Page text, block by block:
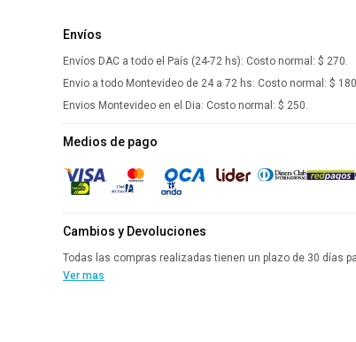
Envíos
Envíos DAC a todo el País (24-72 hs): Costo normal: $ 270.
Envio a todo Montevideo de 24 a 72 hs: Costo normal: $
Envios Montevideo en el Dia: Costo normal: $ 250.
Medios de pago
Cambios y Devoluciones
Todas las compras realizadas tienen un plazo de 30 días
Ver mas